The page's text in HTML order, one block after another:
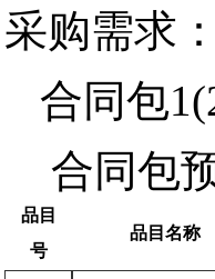
采购需求：
合同包
合同包
品目
号
品目名称